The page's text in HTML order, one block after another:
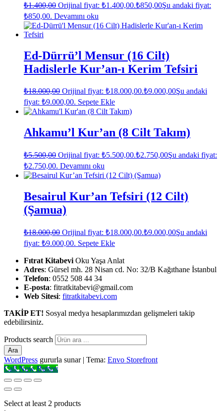
₺1.400,00 Orijinal fiyat: ₺1.400,00.₺850,00Şu andaki fiyat:
₺850,00. Devamını oku
Ed-Dürrü’l Mensur (16 Cilt)
Hadislerle Kur’an-ı Kerim Tefsiri
₺18.000,00 Orijinal fiyat: ₺18.000,00.₺9.000,00Şu andaki
fiyat: ₺9.000,00. Sepete Ekle
Ahkamu’l Kur’an (8 Cilt Takım)
₺5.500,00 Orijinal fiyat: ₺5.500,00.₺2.750,00Şu andaki fiyat:
₺2.750,00. Devamını oku
Besairul Kur’an Tefsiri (12 Cilt)
(Şamua)
₺18.000,00 Orijinal fiyat: ₺18.000,00.₺9.000,00Şu andaki
fiyat: ₺9.000,00. Sepete Ekle
Fıtrat Kitabevi Oku Yaşa Anlat
Adres: Gürsel mh. 28 Nisan cd. No: 32/B Kağıthane İstanbul
Telefon: 0552 508 44 34
E-posta: fitratkitabevi@gmail.com
Web Sitesi: fitratkitabevi.com
TAKİP ET! Sosyal medya hesaplarımızdan gelişmeleri takip
edebilirsiniz.
Products search
Ara
WordPress gururla sunar | Tema: Envo Storefront
Call Now Button
Select at least 2 products